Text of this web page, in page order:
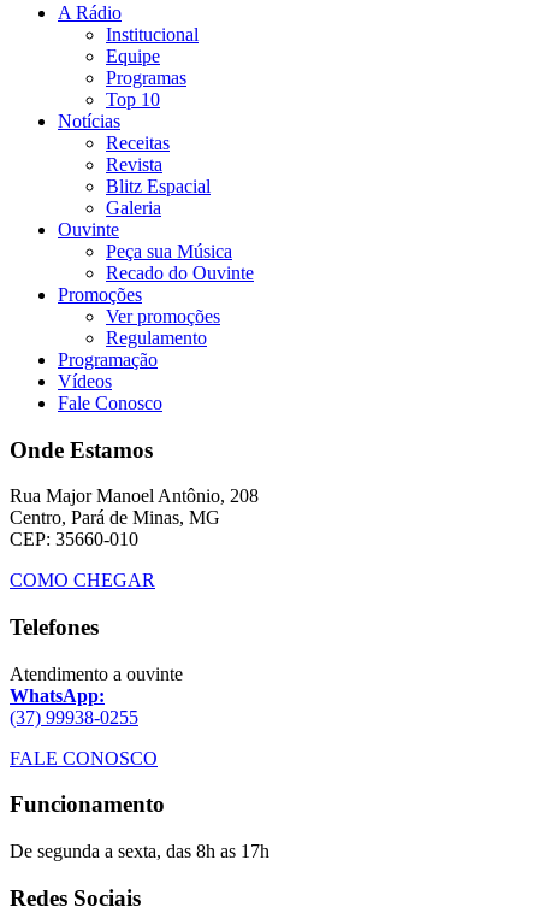
A Rádio
Institucional
Equipe
Programas
Top 10
Notícias
Receitas
Revista
Blitz Espacial
Galeria
Ouvinte
Peça sua Música
Recado do Ouvinte
Promoções
Ver promoções
Regulamento
Programação
Vídeos
Fale Conosco
Onde Estamos
Rua Major Manoel Antônio, 208
Centro, Pará de Minas, MG
CEP: 35660-010
COMO CHEGAR
Telefones
Atendimento a ouvinte
WhatsApp:
(37) 99938-0255
FALE CONOSCO
Funcionamento
De segunda a sexta, das 8h as 17h
Redes Sociais